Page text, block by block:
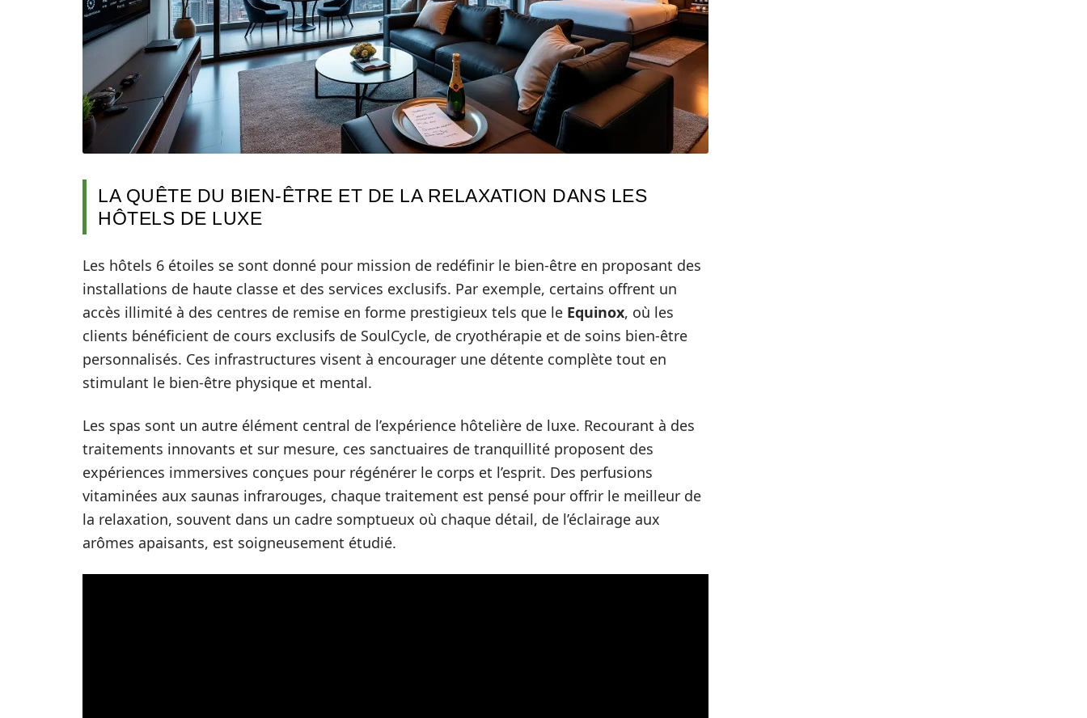
LA QUÊTE DU BIEN-ÊTRE ET DE LA RELAXATION DANS LES
HÔTELS DE LUXE
Les hôtels 6 étoiles se sont donné pour mission de redéfinir le bien-être en proposant des
installations de haute classe et des services exclusifs. Par exemple, certains offrent un
accès illimité à des centres de remise en forme prestigieux tels que le Equinox, où les
clients bénéficient de cours exclusifs de SoulCycle, de cryothérapie et de soins bien-être
personnalisés. Ces infrastructures visent à encourager une détente complète tout en
stimulant le bien-être physique et mental.
Les spas sont un autre élément central de l’expérience hôtelière de luxe. Recourant à des
traitements innovants et sur mesure, ces sanctuaires de tranquillité proposent des
expériences immersives conçues pour régénérer le corps et l’esprit. Des perfusions
vitaminées aux saunas infrarouges, chaque traitement est pensé pour offrir le meilleur de
la relaxation, souvent dans un cadre somptueux où chaque détail, de l’éclairage aux
arômes apaisants, est soigneusement étudié.